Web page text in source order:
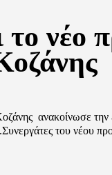
το νέο
ανακοίνωσε την
του νέου